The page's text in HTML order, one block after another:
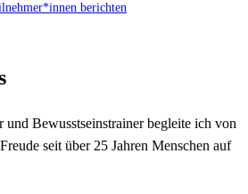
berichten
und Bewusstseinstrainer begleite ich von
seit über 25 Jahren Menschen auf